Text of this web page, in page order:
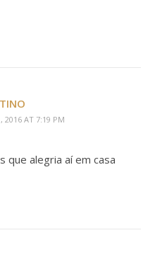
2016 AT 7:19 PM
que alegria aí em casa